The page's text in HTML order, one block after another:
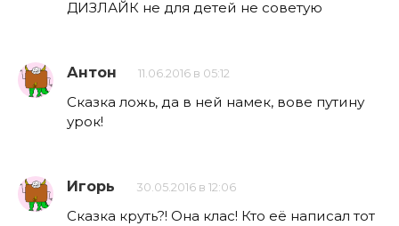
ДИЗЛАЙК не для детей не советую
Антон 11.06.2016 в 05:12
Сказка ложь, да в ней намек, вове путину
урок!
Игорь 30.05.2016 в 12:06
Сказка круть?! Она клас! Кто её написал тот